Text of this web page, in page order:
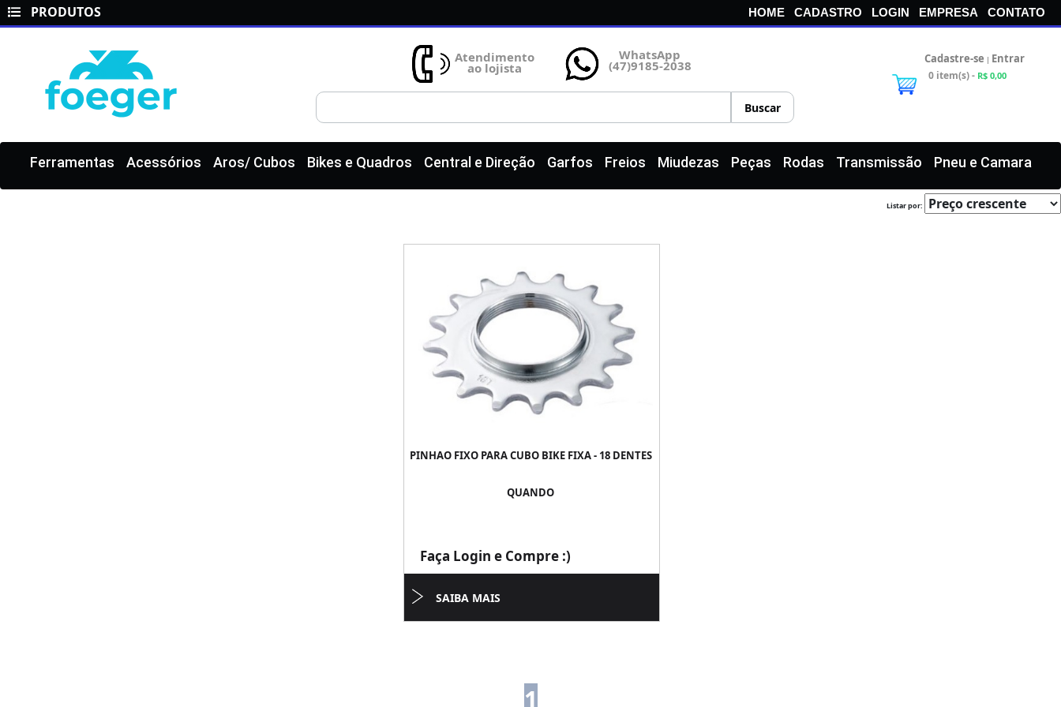
HOME CADASTRO LOGIN EMPRESA CONTATO
PRODUTOS
Atendimento
ao lojista
WhatsApp
(47)9185-2038 Cadastre-se | Entrar
0 item(s) - R$ 0,00
Ferramentas Acessórios Aros/ Cubos Bikes e Quadros Central e Direção Garfos Freios Miudezas Peças Rodas Transmissão Pneu e Camara
Listar por:
PINHAO FIXO PARA CUBO BIKE FIXA - 18 DENTES
QUANDO
Faça Login e Compre :)
SAIBA MAIS
1